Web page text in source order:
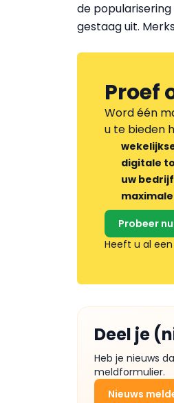
de
gestaag uit.
Proef
Word één
u te bieden
digitale
uw
Probeer nu
Heeft u al
Deel je
Heb je nieuws
meldformulier.
Nieuws